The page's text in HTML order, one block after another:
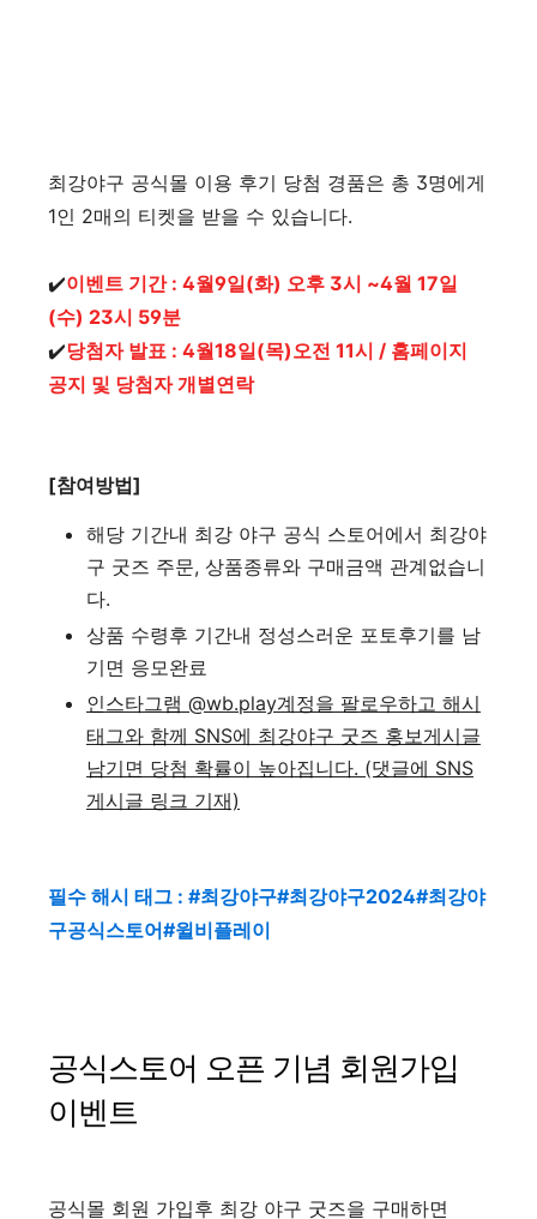
최강야구 공식몰 이용 후기 당첨 경품은 총 3명에게
1인 2매의 티켓을 받을 수 있습니다.
✔️이벤트 기간 : 4월9일(화) 오후 3시 ~4월 17일
(수) 23시 59분
✔️당첨자 발표 : 4월18일(목)오전 11시 / 홈페이지
공지 및 당첨자 개별연락
[참여방법]
해당 기간내 최강 야구 공식 스토어에서 최강야
구 굿즈 주문, 상품종류와 구매금액 관계없습니
다.
상품 수령후 기간내 정성스러운 포토후기를 남
기면 응모완료
인스타그램 @wb.play계정을 팔로우하고 해시
태그와 함께 SNS에 최강야구 굿즈 홍보게시글
남기면 당첨 확률이 높아집니다. (댓글에 SNS
게시글 링크 기재)
필수 해시 태그 : #최강야구#최강야구2024#최강야
구공식스토어#윌비플레이
공식스토어 오픈 기념 회원가입
이벤트
공식몰 회원 가입후 최강 야구 굿즈을 구매하면